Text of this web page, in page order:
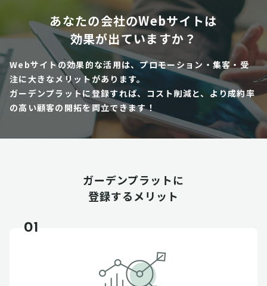
あなたの会社のWebサイトは
効果が出ていますか？
Webサイトの効果的な活用は、プロモーション・集客・受
注に大きなメリットがあります。
ガーデンプラットに登録すれば、コスト削減と、より成約率
の高い顧客の開拓を両立できます！
ガーデンプラットに
登録するメリット
01